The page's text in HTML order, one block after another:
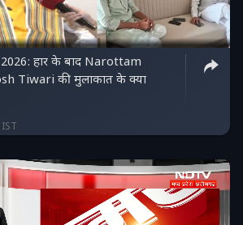
हार के बाद Narottam
Tiwari की मुलाकात के क्या